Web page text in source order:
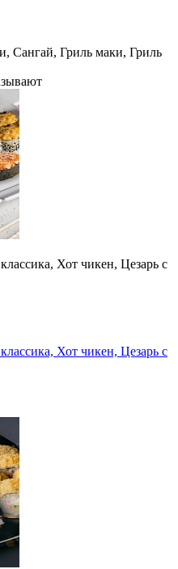
Сангай, Гриль маки, Гриль
Хот чикен, Цезарь с
Хот чикен, Цезарь с